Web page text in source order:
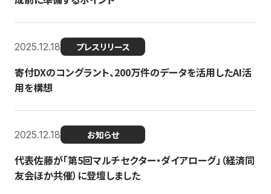
2025.12.18 プレスリリース
寄付DXのコングラント、200万件のデータを活用したAI活
用を構想
2025.12.18 お知らせ
代表佐藤が「第5回マルチセクター・ダイアローグ」（経済同
友会ほか共催）に登壇しました